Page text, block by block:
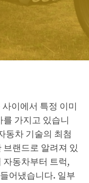
이에서 특정 이미
가지고 있습니
동차 기술의 최첨
랜드로 알려져 있
자동차부터 트럭,
어냈습니다. 일부